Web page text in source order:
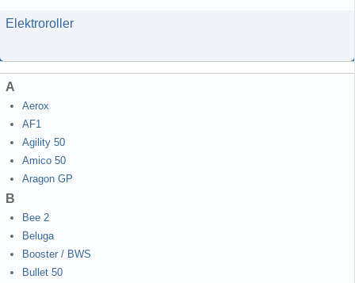
Elektroroller
A
Aerox
AF1
Agility 50
Amico 50
Aragon GP
B
Bee 2
Beluga
Booster / BWS
Bullet 50